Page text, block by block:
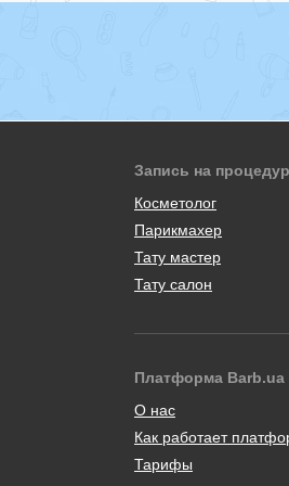
Запись на
Косметолог
Парикмахер
Тату мастер
Тату салон
Платформа Barb.ua
О нас
Как работает
Тарифы